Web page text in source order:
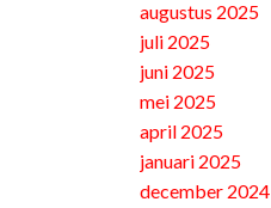
augustus 2025
juli 2025
juni 2025
mei 2025
april 2025
januari 2025
december 2024